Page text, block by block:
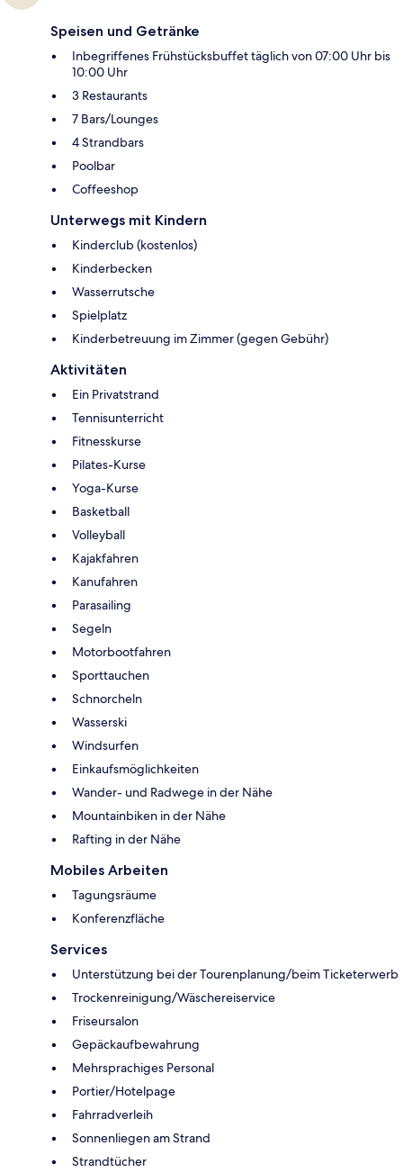
Speisen und Getränke
Inbegriffenes Frühstücksbuffet täglich von 07:00 Uhr bis
10:00 Uhr
3 Restaurants
7 Bars/Lounges
4 Strandbars
Poolbar
Coffeeshop
Unterwegs mit Kindern
Kinderclub (kostenlos)
Kinderbecken
Wasserrutsche
Spielplatz
Kinderbetreuung im Zimmer (gegen Gebühr)
Aktivitäten
Ein Privatstrand
Tennisunterricht
Fitnesskurse
Pilates-Kurse
Yoga-Kurse
Basketball
Volleyball
Kajakfahren
Kanufahren
Parasailing
Segeln
Motorbootfahren
Sporttauchen
Schnorcheln
Wasserski
Windsurfen
Einkaufsmöglichkeiten
Wander- und Radwege in der Nähe
Mountainbiken in der Nähe
Rafting in der Nähe
Mobiles Arbeiten
Tagungsräume
Konferenzfläche
Services
Unterstützung bei der Tourenplanung/beim Ticketerwerb
Trockenreinigung/Wäschereiservice
Friseursalon
Gepäckaufbewahrung
Mehrsprachiges Personal
Portier/Hotelpage
Fahrradverleih
Sonnenliegen am Strand
Strandtücher